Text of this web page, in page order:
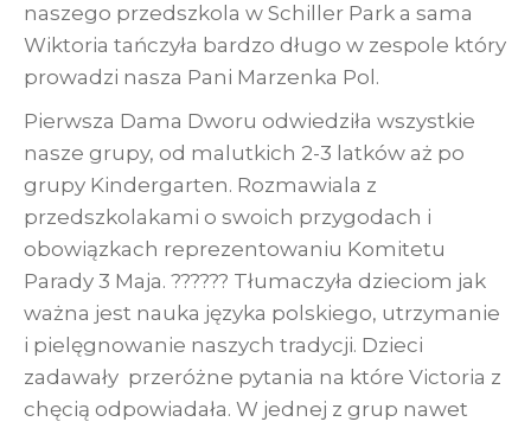
naszego przedszkola w Schiller Park a sama
Wiktoria tańczyła bardzo długo w zespole który
prowadzi nasza Pani Marzenka Pol.
Pierwsza Dama Dworu odwiedziła wszystkie
nasze grupy, od malutkich 2-3 latków aż po
grupy Kindergarten. Rozmawiala z
przedszkolakami o swoich przygodach i
obowiązkach reprezentowaniu Komitetu
Parady 3 Maja. ?????? Tłumaczyła dzieciom jak
ważna jest nauka języka polskiego, utrzymanie
i pielęgnowanie naszych tradycji. Dzieci
zadawały przeróżne pytania na które Victoria z
chęcią odpowiadała. W jednej z grup nawet